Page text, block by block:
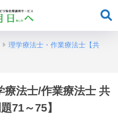
理学療法士・作業療法士【共
法士/作業療法士 共
71～75】